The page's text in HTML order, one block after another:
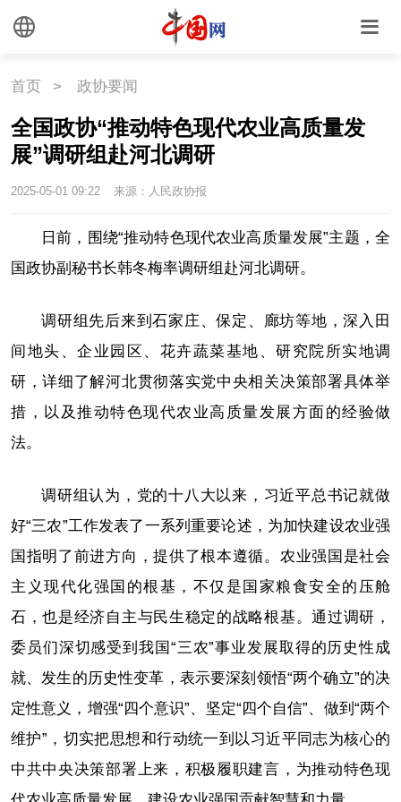
草原
首页 > 政协要闻
全国政协“推动特色现代农业高质量发
展”调研组赴河北调研
2025-05-01 09:22 来源：人民政协报
日前，围绕“推动特色现代农业高质量发展”主题，全
国政协副秘书长韩冬梅率调研组赴河北调研。
调研组先后来到石家庄、保定、廊坊等地，深入田
间地头、企业园区、花卉蔬菜基地、研究院所实地调
研，详细了解河北贯彻落实党中央相关决策部署具体举
措，以及推动特色现代农业高质量发展方面的经验做
法。
调研组认为，党的十八大以来，习近平总书记就做
好“三农”工作发表了一系列重要论述，为加快建设农业强
国指明了前进方向，提供了根本遵循。农业强国是社会
主义现代化强国的根基，不仅是国家粮食安全的压舱
石，也是经济自主与民生稳定的战略根基。通过调研，
委员们深切感受到我国“三农”事业发展取得的历史性成
就、发生的历史性变革，表示要深刻领悟“两个确立”的决
定性意义，增强“四个意识”、坚定“四个自信”、做到“两个
维护”，切实把思想和行动统一到以习近平同志为核心的
中共中央决策部署上来，积极履职建言，为推动特色现